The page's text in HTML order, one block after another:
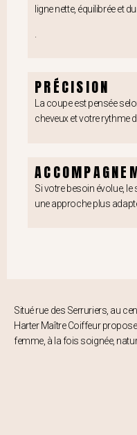
ligne nette, équilibrée et
PRÉCISION
La coupe est pensée
cheveux et votre rythme
Si votre besoin évolue,
une approche plus
Situé rue des Serruriers, au
Harter Maître Coiffeur
femme, à la fois soignée,